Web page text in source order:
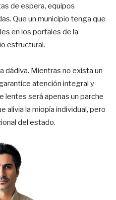
de espera, equipos
Que un municipio tenga que
en los portales de la
estructural.
dádiva. Mientras no exista un
atención integral y
lentes será apenas un parche
alivia la miopía individual, pero
del estado.